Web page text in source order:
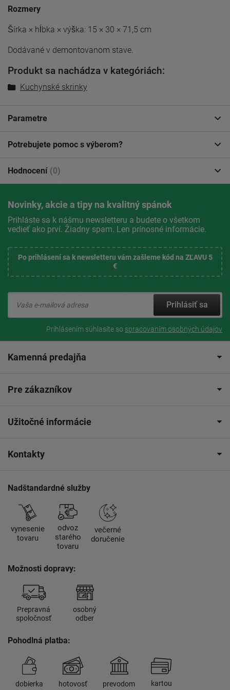
Rozmery
Šírka × hĺbka × výška: 15 × 30 × 71,5 cm
Dodávané v demontovanom stave.
Produkt sa nachádza v kategóriách:
Kuchynské skrinky
Parametre
Potrebujete pomoc s výberom?
Hodnocení (0)
Novinky, akcie a tipy na kvalitný spánok
Prihláste sa k nášmu newsletteru a budete o všetkom
vedieť ako prví. Žiadny spam. Len prínosné informácie.
Po prihlásení sa k newsletteru vám zašleme kód na ZĽAVU 5
€
Prihlásiť sa
Prihlásením súhlasíte so spracovaním osobných údajov
Kamenná predajňa
Pre zákazníkov
Užitočné informácie
Kontakty
Nadštandardné služby
vynesenie
tovaru
odvoz
starého
tovaru
večerné
doručenie
Možnosti dopravy:
Prepravná
spoločnosť
osobný
odber
Pohodlná platba:
dobierka hotovosť prevodom kartou